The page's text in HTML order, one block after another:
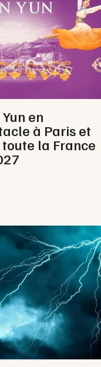
en
à Paris et
la France